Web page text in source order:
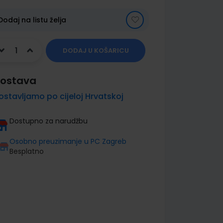
na listu želja
DODAJ U KOŠARICU
po cijeloj Hrvatskoj
Dostupno za narudžbu
Osobno preuzimanje u PC Zagreb
Besplatno